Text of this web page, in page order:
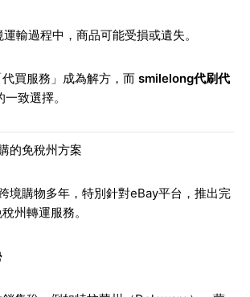
輸過程中，商品可能受損或遺失。
買服務」成為解方，而 smilelong代刷代
致選擇。
的免稅州方案
境購物多年，特別針對eBay平台，推出完
州轉運服務。